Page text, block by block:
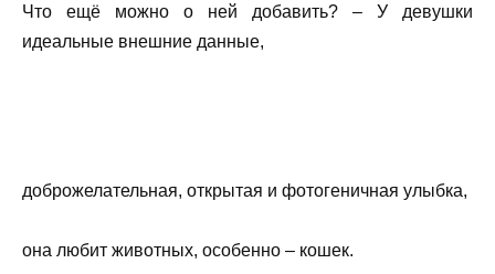
Что ещё можно о ней добавить? – У девушки
идеальные внешние данные,
доброжелательная, открытая и фотогеничная улыбка,
она любит животных, особенно – кошек.